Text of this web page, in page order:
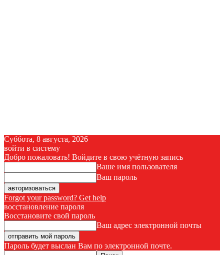
Суббота, 8 августа, 2026
войти в систему
Добро пожаловать! Войдите в свою учётную запись
Ваше имя пользователя
Ваш пароль
Forgot your password? Get help
восстановление пароля
Восстановите свой пароль
Ваш адрес электронной почты
Пароль будет выслан Вам по электронной почте.